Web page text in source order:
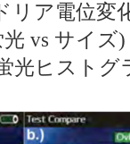
ア電位変
vs サイズ
光ヒストグ